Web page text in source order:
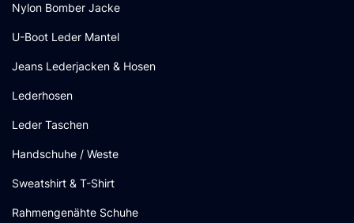
Nylon Bomber Jacke
U-Boot Leder Mantel
Jeans Lederjacken & Hosen
Lederhosen
Leder Taschen
Handschuhe / Weste
Sweatshirt & T-Shirt
Rahmengenähte Schuhe